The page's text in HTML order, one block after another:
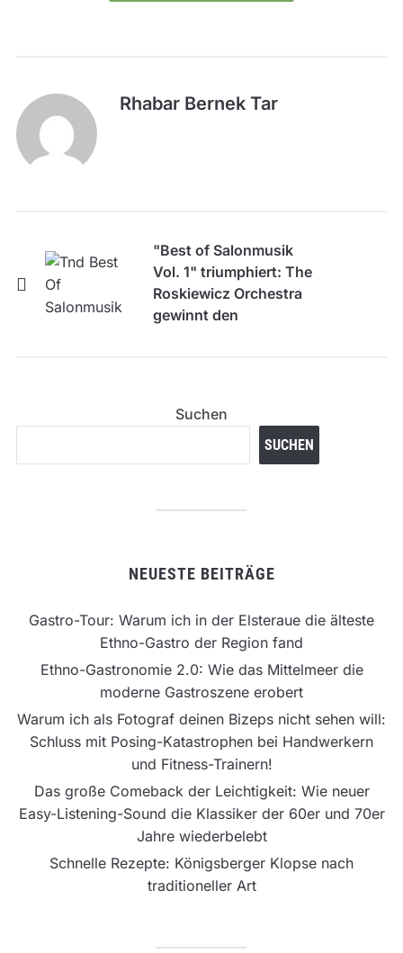
Rhabar Bernek Tar
"Best of Salonmusik
Vol. 1" triumphiert: The
Roskiewicz Orchestra
gewinnt den
Suchen
SUCHEN
NEUESTE BEITRÄGE
Gastro-Tour: Warum ich in der Elsteraue die älteste
Ethno-Gastro der Region fand
Ethno-Gastronomie 2.0: Wie das Mittelmeer die
moderne Gastroszene erobert
Warum ich als Fotograf deinen Bizeps nicht sehen will:
Schluss mit Posing-Katastrophen bei Handwerkern
und Fitness-Trainern!
Das große Comeback der Leichtigkeit: Wie neuer
Easy-Listening-Sound die Klassiker der 60er und 70er
Jahre wiederbelebt
Schnelle Rezepte: Königsberger Klopse nach
traditioneller Art